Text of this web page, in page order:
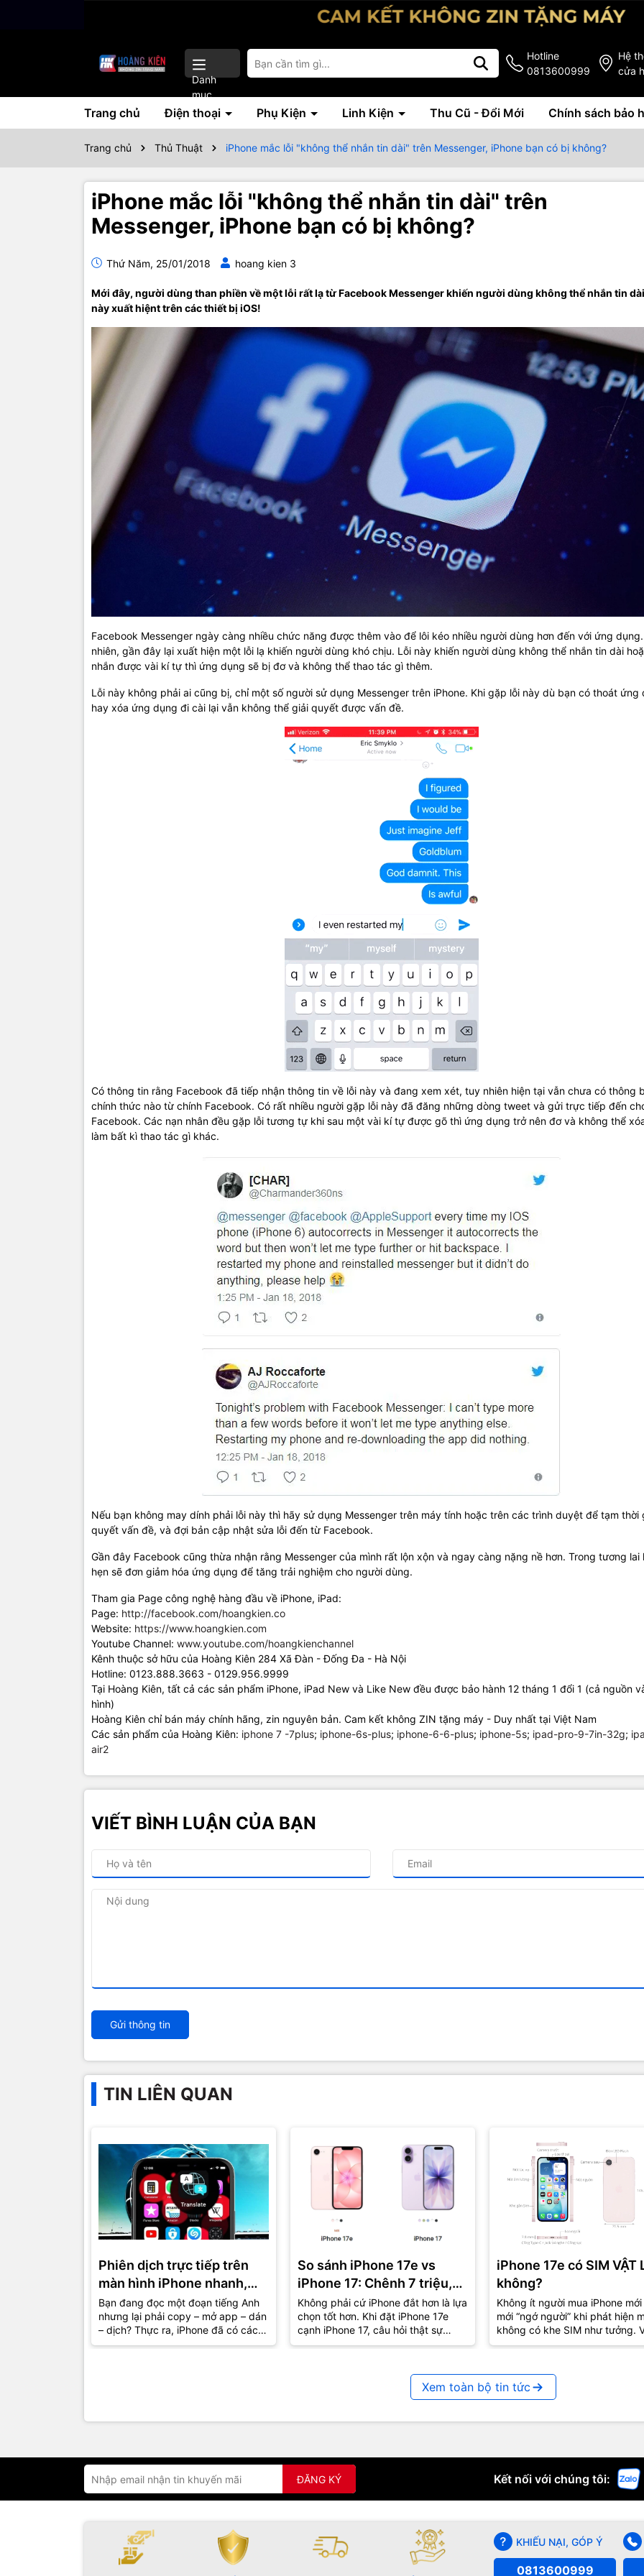
Danh
mục
Hotline
0813600999
Hệ
cửa
Trang chủ Điện thoại Phụ Kiện Linh Kiện Thu Cũ - Đổi Mới Chính sách bảo
Trang chủ Thủ Thuật iPhone mắc lỗi "không thể nhắn tin dài" trên Messenger, iPhone bạn có bị không?
iPhone mắc lỗi "không thể nhắn tin dài" trên
Messenger, iPhone bạn có bị không?
Thứ Năm, 25/01/2018 hoang kien 3
Mới đây, người dùng than phiền về một lỗi rất lạ từ Facebook Messenger khiến người dùng không thể nhắn tin
này xuất hiệnt trên các thiết bị iOS!
Facebook Messenger ngày càng nhiều chức năng được thêm vào để lôi kéo nhiều người dùng hơn đến với ứng
nhiên, gần đây lại xuất hiện một lỗi lạ khiến người dùng khó chịu. Lỗi này khiến người dùng không thể nhắn tin dài
nhắn được vài kí tự thì ứng dụng sẽ bị đơ và không thể thao tác gì thêm.
Lỗi này không phải ai cũng bị, chỉ một số người sử dụng Messenger trên iPhone. Khi gặp lỗi này dù bạn có thoát ứng
hay xóa ứng dụng đi cài lại vẫn không thể giải quyết được vấn đề.
Có thông tin rằng Facebook đã tiếp nhận thông tin về lỗi này và đang xem xét, tuy nhiên hiện tại vẫn chưa có thông
chính thức nào từ chính Facebook. Có rất nhiều người gặp lỗi này đã đăng những dòng tweet và gửi trực tiếp đến
Facebook. Các nạn nhân đều gặp lỗi tương tự khi sau một vài kí tự được gõ thì ứng dụng trở nên đơ và không thể
làm bất kì thao tác gì khác.
Nếu bạn không may dính phải lỗi này thì hãy sử dụng Messenger trên máy tính hoặc trên các trình duyệt để tạm thời
quyết vấn đề, và đợi bản cập nhật sửa lỗi đến từ Facebook.
Gần đây Facebook cũng thừa nhận rằng Messenger của mình rất lộn xộn và ngay càng nặng nề hơn. Trong tương lai
hẹn sẽ đơn giảm hóa ứng dụng để tăng trải nghiệm cho người dùng.
Tham gia Page công nghệ hàng đầu về iPhone, iPad:
Page: http://facebook.com/hoangkien.co
Website: https://www.hoangkien.com
Youtube Channel: www.youtube.com/hoangkienchannel
Kênh thuộc sở hữu của Hoàng Kiên 284 Xã Đàn - Đống Đa - Hà Nội
Hotline: 0123.888.3663 - 0129.956.9999
Tại Hoàng Kiên, tất cả các sản phẩm iPhone, iPad New và Like New đều được bảo hành 12 tháng 1 đổi 1 (cả nguồn
hình)
Hoàng Kiên chỉ bán máy chính hãng, zin nguyên bản. Cam kết không ZIN tặng máy - Duy nhất tại Việt Nam
Các sản phẩm của Hoàng Kiên: iphone 7 -7plus; iphone-6s-plus; iphone-6-6-plus; iphone-5s; ipad-pro-9-7in-32g;
air2
VIẾT BÌNH LUẬN CỦA BẠN
Gửi thông tin
TIN LIÊN QUAN
Phiên dịch trực tiếp trên
màn hình iPhone nhanh,
gọn, lẹ
Bạn đang đọc một đoạn tiếng Anh
nhưng lại phải copy – mở app – dán
– dịch? Thực ra, iPhone đã có cách
giúp bạn hiểu nội dung ngay...
So sánh iPhone 17e vs
iPhone 17: Chênh 7 triệu,
đâu là lựa chọn “đáng tiền”
hơn?
Không phải cứ iPhone đắt hơn là lựa
chọn tốt hơn. Khi đặt iPhone 17e
cạnh iPhone 17, câu hỏi thật sự
không còn là “máy nào mạnh hơn”
iPhone 17e có SIM VẬT
không?
Không ít người mua iPhone
mới “ngớ người” khi phát hiện
không có khe SIM như tưởng.
iPhone 17e cũng vậy – tưởng
Xem toàn bộ tin tức
ĐĂNG KÝ Kết nối với chúng tôi:
KHIẾU NẠI, GÓP Ý
0813600999